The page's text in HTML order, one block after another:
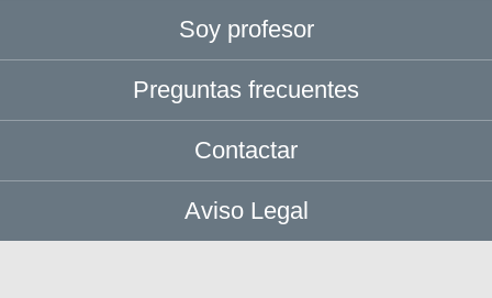
Soy profesor
Preguntas frecuentes
Contactar
Aviso Legal